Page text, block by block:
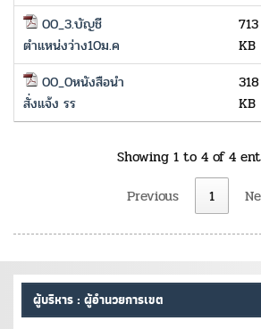
00_3.บัญชี
ตำแหน่งว่าง10ม.ค
713
KB
00_0หนังสือนำ
สั่งแจ้ง รร
318
KB
Showing 1 to 4 of 4
Previous
1
ผู้บริหาร : ผู้อำนวยการเขต